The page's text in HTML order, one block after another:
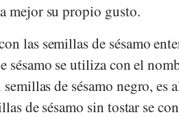
mejor su propio gusto.
las semillas de sésamo
sésamo se utiliza con el
de sésamo negro, es
de sésamo sin tostar se